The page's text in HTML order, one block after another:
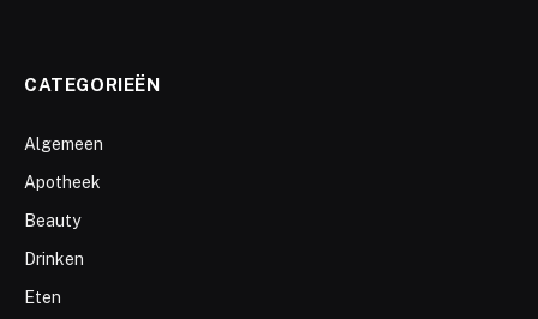
CATEGORIEËN
Algemeen
Apotheek
Beauty
Drinken
Eten